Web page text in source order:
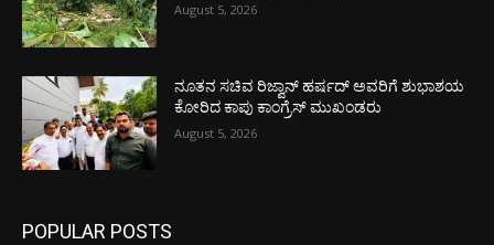
August 5, 2026
ನೂತನ ಸಚಿವ ರಿಜ್ವಾನ್ ಹರ್ಷದ್ ಅವರಿಗೆ ಶುಭಾಶಯ
ಕೋರಿದ ಕಾಪು ಕಾಂಗ್ರೆಸ್ ಮುಖಂಡರು
August 5, 2026
POPULAR POSTS